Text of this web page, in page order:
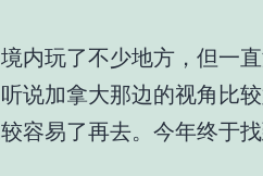
内玩了不少地方，但一
说加拿大那边的视角比
容易了再去。今年终于